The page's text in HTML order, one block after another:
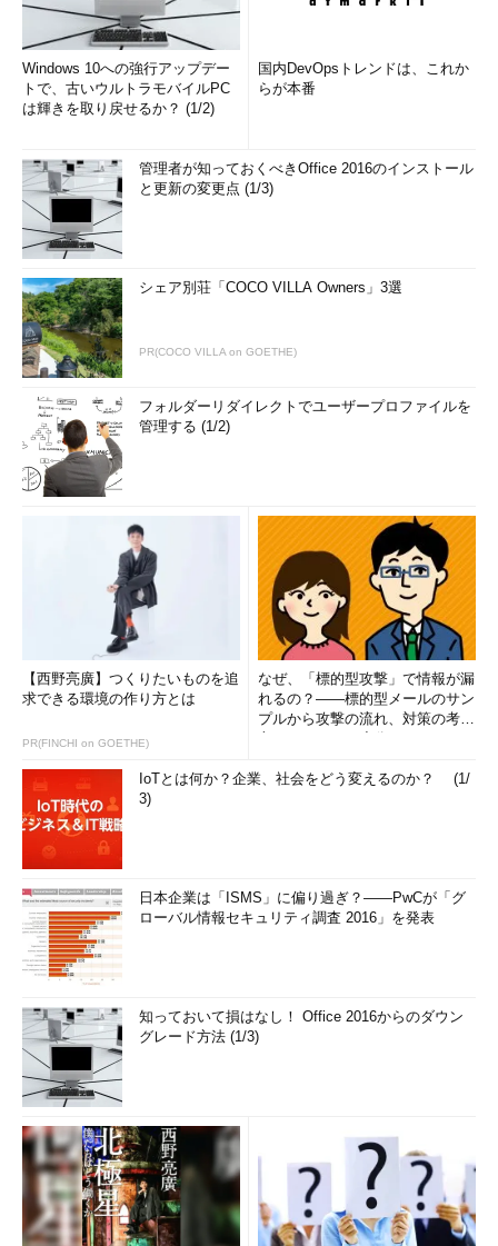
Windows 10への強行アップデー
トで、古いウルトラモバイルPC
は輝きを取り戻せるか？ (1/2)
国内DevOpsトレンドは、これか
らが本番
管理者が知っておくべきOffice 2016のインストール
と更新の変更点 (1/3)
シェア別荘「COCO VILLA Owners」3選
PR(COCO VILLA on GOETHE)
フォルダーリダイレクトでユーザープロファイルを
管理する (1/2)
【西野亮廣】つくりたいものを追
求できる環境の作り方とは
PR(FINCHI on GOETHE)
なぜ、「標的型攻撃」で情報が漏
れるの？――標的型メールのサン
プルから攻撃の流れ、対策の考え
IoTとは何か？企業、社会をどう変えるのか？ (1/
3)
日本企業は「ISMS」に偏り過ぎ？――PwCが「グ
ローバル情報セキュリティ調査 2016」を発表
知っておいて損はなし！ Office 2016からのダウン
グレード方法 (1/3)